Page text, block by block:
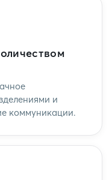
и
коммуникации.